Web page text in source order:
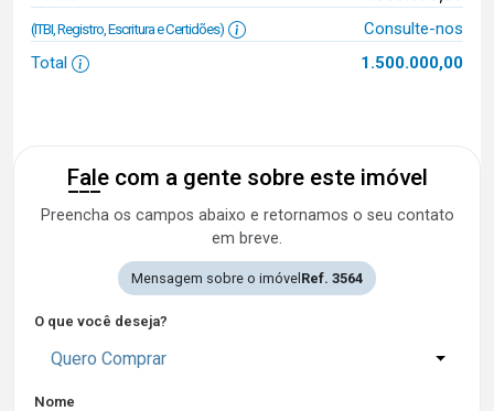
(ITBI, Registro, Escritura e Certidões)
Consulte-nos
Total
1.500.000,00
Fale com a gente sobre este imóvel
Preencha os campos abaixo e retornamos o seu contato
em breve.
Mensagem sobre o imóvel Ref. 3564
O que você deseja?
Quero Comprar
Nome